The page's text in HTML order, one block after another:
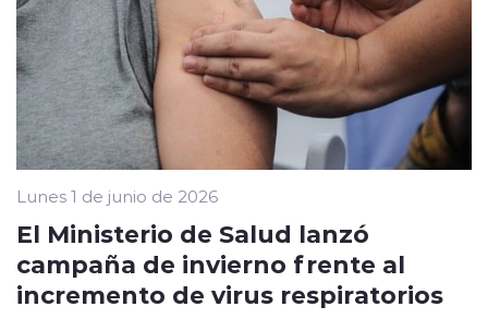
Lunes 1 de junio de 2026
El Ministerio de Salud lanzó
campaña de invierno frente al
incremento de virus respiratorios